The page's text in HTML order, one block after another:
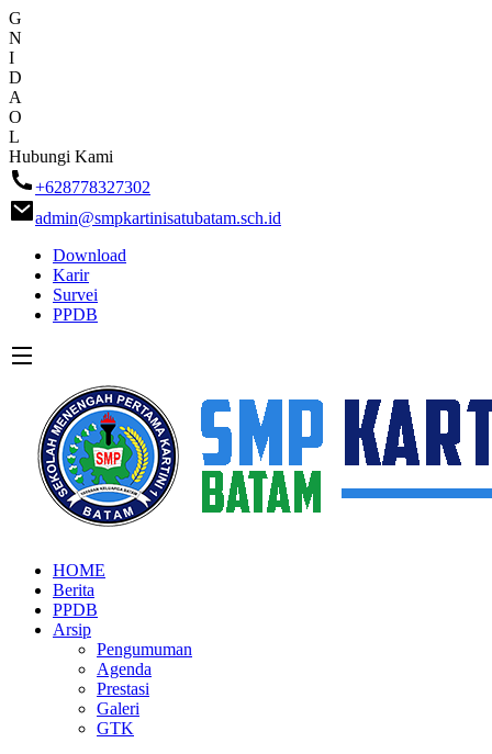
G
N
I
D
A
O
L
Skip
to
content
Hubungi Kami
+628778327302
admin@smpkartinisatubatam.sch.id
Download
Karir
Survei
PPDB
SMP KARTINI 1 BATAM
Sekolah Menegah Pertama Satu Batam
HOME
Berita
PPDB
Arsip
Pengumuman
Agenda
Prestasi
Galeri
GTK